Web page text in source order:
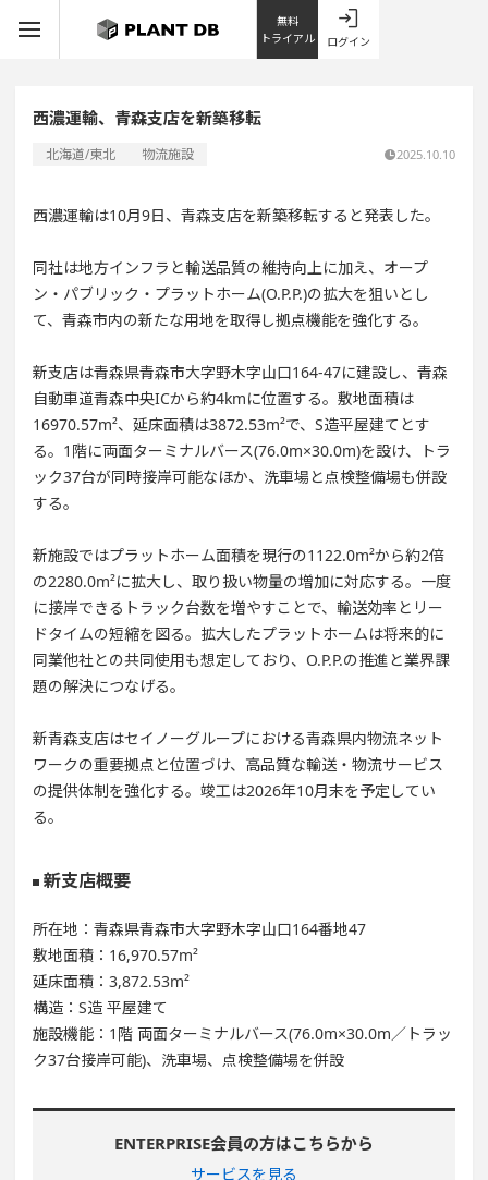
無料
トライアル
ログイン
西濃運輸、青森支店を新築移転
北海道/東北 物流施設 2025.10.10
西濃運輸は10月9日、青森支店を新築移転すると発表した。
同社は地方インフラと輸送品質の維持向上に加え、オープ
ン・パブリック・プラットホーム(O.P.P.)の拡大を狙いとし
て、青森市内の新たな用地を取得し拠点機能を強化する。
新支店は青森県青森市大字野木字山口164-47に建設し、青森
自動車道青森中央ICから約4kmに位置する。敷地面積は
16970.57m²、延床面積は3872.53m²で、S造平屋建てとす
る。1階に両面ターミナルバース(76.0m×30.0m)を設け、トラ
ック37台が同時接岸可能なほか、洗車場と点検整備場も併設
する。
新施設ではプラットホーム面積を現行の1122.0m²から約2倍
の2280.0m²に拡大し、取り扱い物量の増加に対応する。一度
に接岸できるトラック台数を増やすことで、輸送効率とリー
ドタイムの短縮を図る。拡大したプラットホームは将来的に
同業他社との共同使用も想定しており、O.P.P.の推進と業界課
題の解決につなげる。
新青森支店はセイノーグループにおける青森県内物流ネット
ワークの重要拠点と位置づけ、高品質な輸送・物流サービス
の提供体制を強化する。竣工は2026年10月末を予定してい
る。
新支店概要
所在地：青森県青森市大字野木字山口164番地47
敷地面積：16,970.57m²
延床面積：3,872.53m²
構造：S造 平屋建て
施設機能：1階 両面ターミナルバース(76.0m×30.0m／トラッ
ク37台接岸可能)、洗車場、点検整備場を併設
ENTERPRISE会員の方はこちらから
サービスを見る